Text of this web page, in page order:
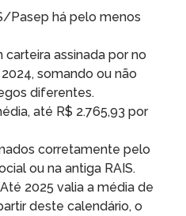
Pasep há pelo menos
assinada por no
somando ou não
diferentes.
até R$ 2.765,93 por
corretamente pelo
ou na antiga RAIS.
2025 valia a média de
deste calendário, o